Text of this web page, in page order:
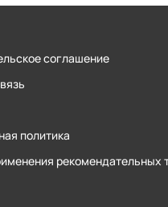
соглашение
политика
рекомендательных